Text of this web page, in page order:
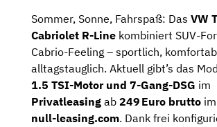
Sommer, Sonne, Fahrspaß: Das VW
Cabriolet R-Line kombiniert SUV-
Cabrio-Feeling – sportlich,
alltagstauglich. Aktuell gibt’s das
1.5 TSI-Motor und 7-Gang-DSG im
Privatleasing ab 249 Euro brutto
null-leasing.com. Dank frei